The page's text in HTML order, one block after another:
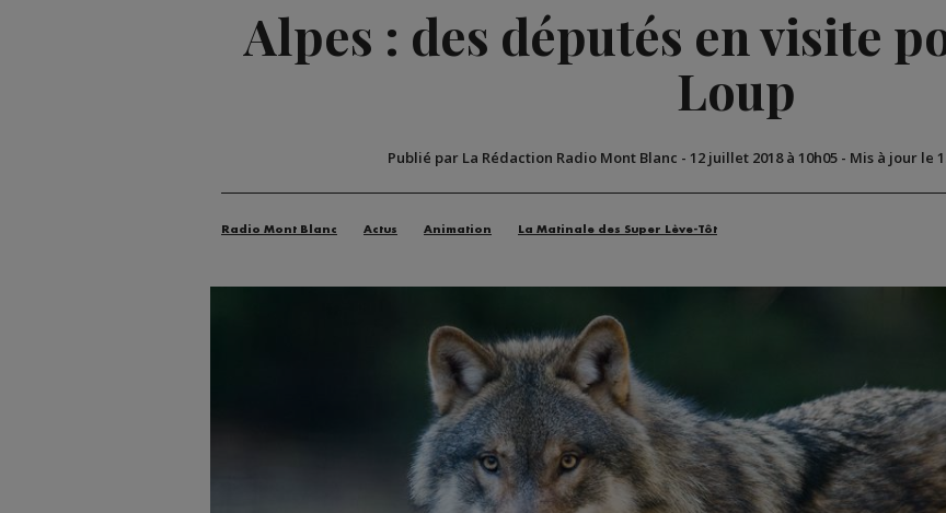
Alpes : des députés en visite
Loup
Publié par La Rédaction Radio Mont Blanc - 12 juillet 2018 à 10h05- Mis à jour le
Radio Mont Blanc Actus Animation La Matinale des Super Lève-Tôt